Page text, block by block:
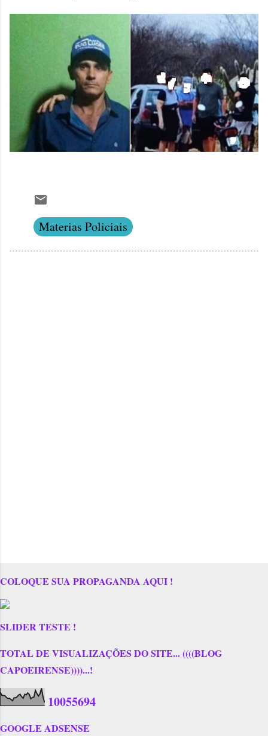
Materias Policiais
COLOQUE SUA PROPAGANDA AQUI !
SLIDER TESTE !
TOTAL DE VISUALIZAÇÕES DO SITE... ((((BLOG
CAPOEIRENSE))))...!
10055694
GOOGLE ADSENSE